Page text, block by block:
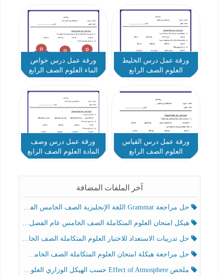
ورقة عمل درس الخليط
العلوم الصف الرابع
ورقة عمل درس خواص
الماء العلوم الصف الرابع
ورقة عمل درس القياس
العلوم الصف الرابع
ورقة عمل درس وصف
المادة العلوم الصف الرابع
آخر الملفات المضافة
حل مراجعة Grammar اللغة الإنجليزية الصف الخامس الفصل الثالث
هيكل امتحان العلوم المتكاملة الصف الخامس عام الفصل الدراسي الثالث 2025-2026
حل تدريبات الاستعداد للاختبار العلوم المتكاملة الصف الخامس عام الفصل الثالث
حل مراجعة هيكلة امتحان العلوم المتكاملة الصف الخامس انسبير الفصل الثالث
ملخص Effect of Atmosphere حسب الهيكل الوزاري العلوم المتكاملة الصف الخامس انسبير الفصل الثالث